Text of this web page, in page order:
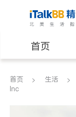
首页
医生
首页 生活
Inc